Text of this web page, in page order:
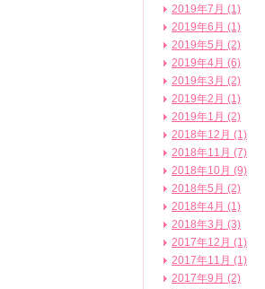
2019年7月 (1)
2019年6月 (1)
2019年5月 (2)
2019年4月 (6)
2019年3月 (2)
2019年2月 (1)
2019年1月 (2)
2018年12月 (1)
2018年11月 (7)
2018年10月 (9)
2018年5月 (2)
2018年4月 (1)
2018年3月 (3)
2017年12月 (1)
2017年11月 (1)
2017年9月 (2)